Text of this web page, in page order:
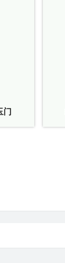
门